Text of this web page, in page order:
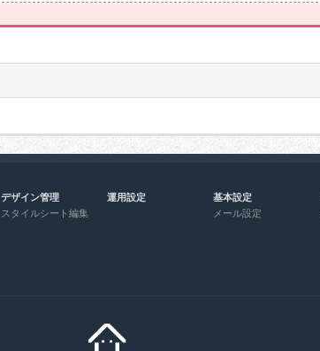
デザイン管理
スタイルシート編集
運用設定
基本設定
メール設定